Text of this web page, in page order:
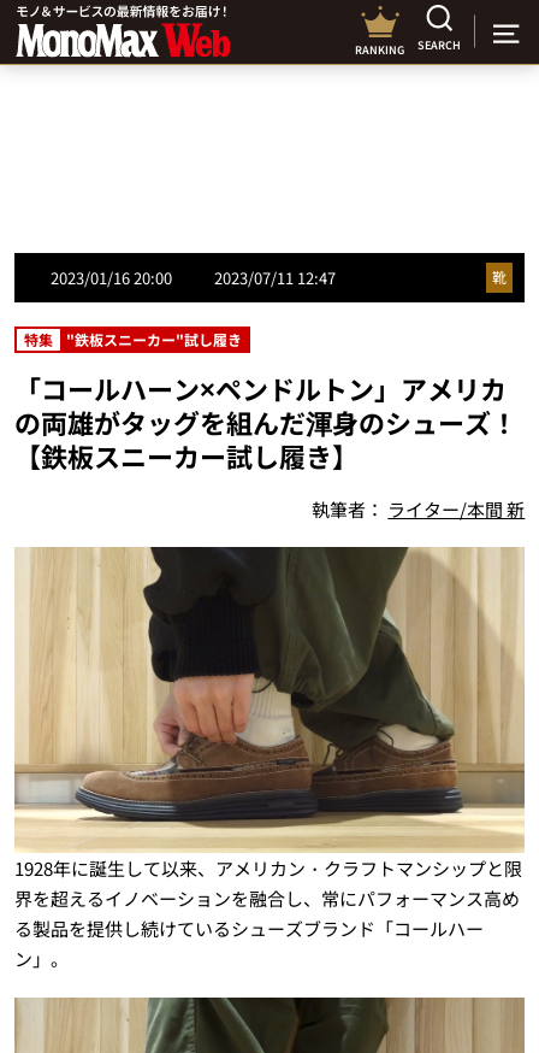
RANKING SEARCH
2023/01/16 20:00 2023/07/11 12:47 靴
特集 "鉄板スニーカー"試し履き
「コールハーン×ペンドルトン」アメリカ
の両雄がタッグを組んだ渾身のシューズ！
【鉄板スニーカー試し履き】
執筆者： ライター/本間 新
1928年に誕生して以来、アメリカン・クラフトマンシップと限
界を超えるイノベーションを融合し、常にパフォーマンス高め
る製品を提供し続けているシューズブランド「コールハー
ン」。